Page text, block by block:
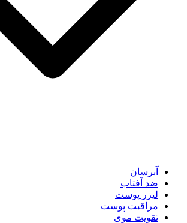
آبرسان
ضد آفتاب
لیزر پوست
مراقبت پوست
تقویت موی